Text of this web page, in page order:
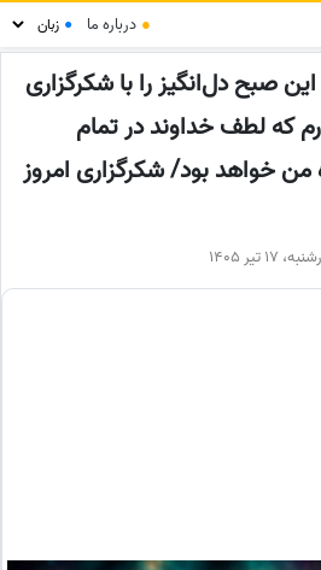
● درباره ما ●
صبح دل‌انگیز را با شکرگزاری
که لطف خداوند در تمام
خواهد بود/ شکرگزاری امروز
17 تیر 1405